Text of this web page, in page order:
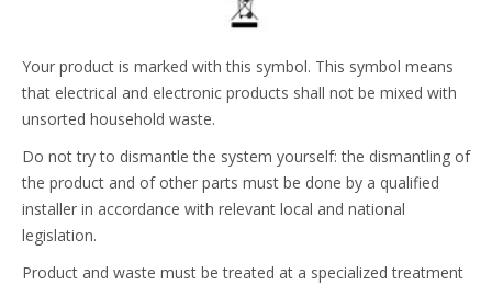
Your product is marked with this symbol. This symbol means
that electrical and electronic products shall not be mixed with
unsorted household waste.
Do not try to dismantle the system yourself: the dismantling of
the product and of other parts must be done by a qualified
installer in accordance with relevant local and national
legislation.
Product and waste must be treated at a specialized treatment